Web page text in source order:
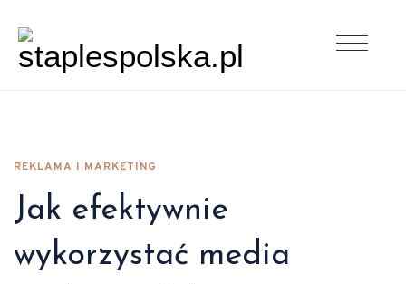
REKLAMA I MARKETING
Jak efektywnie
wykorzystać media